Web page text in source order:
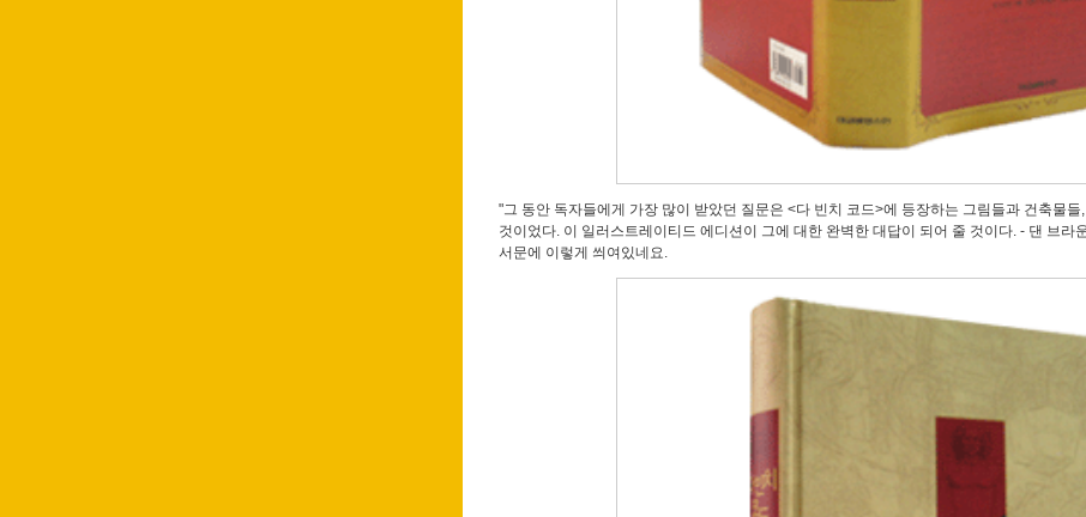
"그 동안 독자들에게 가장 많이 받았던 질문은 <다 빈치 코드>에 등장하는 그림들과 건축물
것이었다. 이 일러스트레이티드 에디션이 그에 대한 완벽한 대답이 되어 줄 것이다. - 댄 브라
서문에 이렇게 씌여있네요.